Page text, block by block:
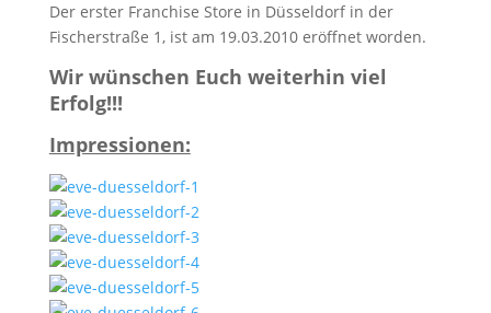
Der erster Franchise Store in Düsseldorf in der
Fischerstraße 1, ist am 19.03.2010 eröffnet worden.
Wir wünschen Euch weiterhin viel
Erfolg!!!
Impressionen: